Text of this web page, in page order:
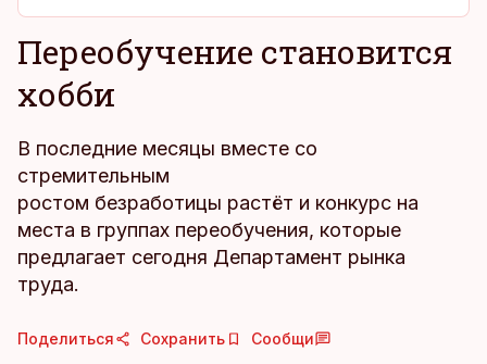
Переобучение становится
хобби
В последние месяцы вместе со
стремительным
ростом безработицы растёт и конкурс на
места в группах переобучения, которые
предлагает сегодня Департамент рынка
труда.
Поделиться Сохранить Сообщи